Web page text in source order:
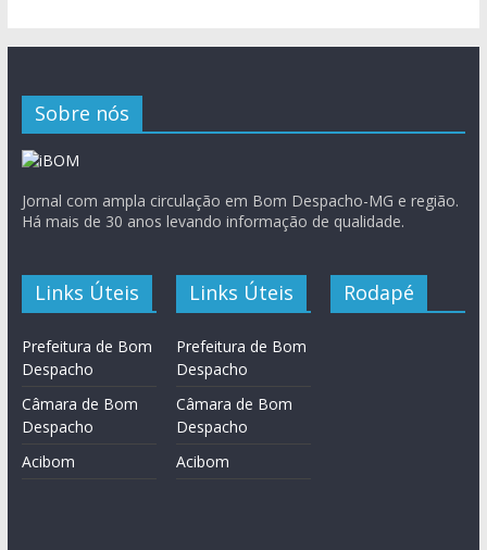
Sobre nós
Jornal com ampla circulação em Bom Despacho-MG e região.
Há mais de 30 anos levando informação de qualidade.
Links Úteis
Prefeitura de Bom
Despacho
Câmara de Bom
Despacho
Acibom
Links Úteis
Prefeitura de Bom
Despacho
Câmara de Bom
Despacho
Acibom
Rodapé